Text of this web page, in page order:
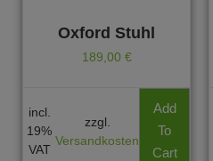
Oxford Stuhl
189,00 €
incl.
19%
VAT
zzgl.
Versandkosten
Add
To
Cart